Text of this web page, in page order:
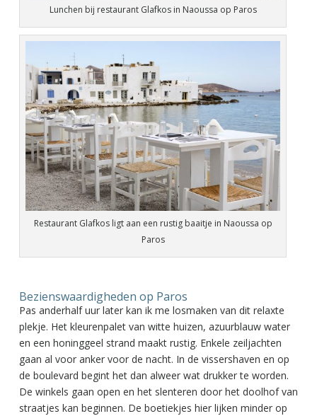
Lunchen bij restaurant Glafkos in Naoussa op Paros
Restaurant Glafkos ligt aan een rustig baaitje in Naoussa op
Paros
Bezienswaardigheden op Paros
Pas anderhalf uur later kan ik me losmaken van dit relaxte
plekje. Het kleurenpalet van witte huizen, azuurblauw water
en een honinggeel strand maakt rustig. Enkele zeiljachten
gaan al voor anker voor de nacht. In de vissershaven en op
de boulevard begint het dan alweer wat drukker te worden.
De winkels gaan open en het slenteren door het doolhof van
straatjes kan beginnen. De boetiekjes hier lijken minder op